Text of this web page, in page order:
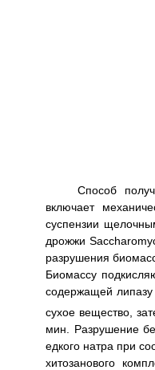
Способ
включает
суспензии
дрожжи
разрушения
Биомассу
содержащей
сухое вещество,
мин. Разрушение
едкого натра при
хитозанового